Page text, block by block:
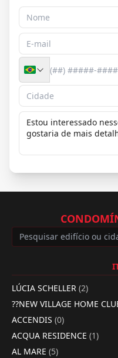
LÚCIA SCHELLER (2)
??NEW VILLAGE HOME
ACCENDIS (0)
ACQUA RESIDENCE (1)
AL MARE (5)